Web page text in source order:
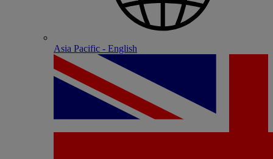
Asia Pacific - English